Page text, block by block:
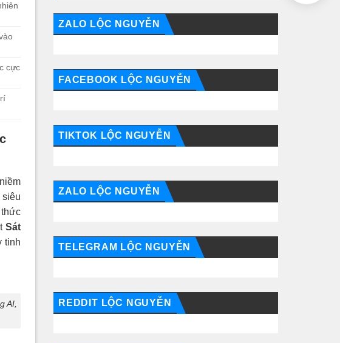
cực
siêu
Sát
tinh
AI,
ZALO LỘC NGUYỄN
FACEBOOK LỘC NGUYỄN
TIKTOK LỘC NGUYỄN
ZALO LỘC NGUYỄN
TELEGRAM LỘC NGUYỄN
REDDIT LỘC NGUYỄN